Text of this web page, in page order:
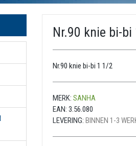
Nr.90 knie bi-bi
Nr.90 knie bi-bi 1 1/2
MERK: SANHA
EAN: 3.56.080
LEVERING: BINNEN 1-3